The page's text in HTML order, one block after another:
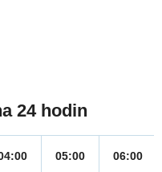
24 hodin
05:00 06:00